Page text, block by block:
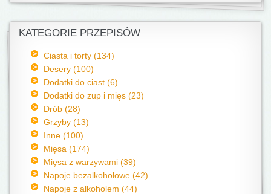
KATEGORIE PRZEPISÓW
Ciasta i torty (134)
Desery (100)
Dodatki do ciast (6)
Dodatki do zup i mięs (23)
Drób (28)
Grzyby (13)
Inne (100)
Mięsa (174)
Mięsa z warzywami (39)
Napoje bezalkoholowe (42)
Napoje z alkoholem (44)